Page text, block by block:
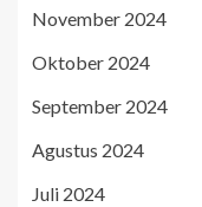
November 2024
Oktober 2024
September 2024
Agustus 2024
Juli 2024